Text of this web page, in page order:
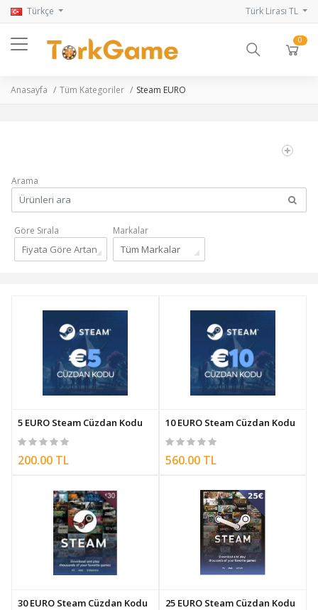
Türkçe Türk Lirası TL
0
Anasayfa Tüm Kategoriler Steam EURO
Arama
Göre Sırala
Fiyata Göre Artan
Markalar
Tüm Markalar
5 EURO Steam Cüzdan Kodu
200.00 TL
10 EURO Steam Cüzdan Kodu
560.00 TL
30 EURO Steam Cüzdan Kodu 25 EURO Steam Cüzdan Kodu